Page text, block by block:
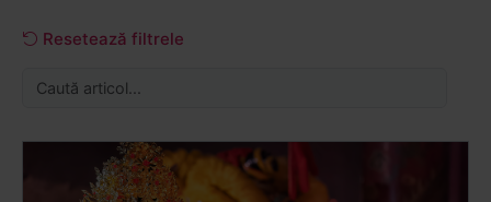
Resetează filtrele